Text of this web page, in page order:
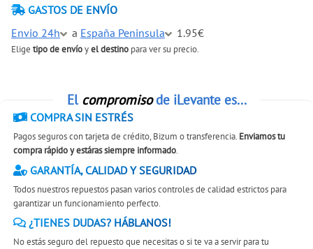
GASTOS DE ENVÍO
Envio 24h
a España Peninsula 1.95€
Elige tipo de envíoyel destino para ver su precio.
El compromisode iLevante es...
COMPRA SIN ESTRÉS
Pagos seguros con tarjeta de crédito, Bizum o transferencia. Enviamos tu
compra rápido y estáras siempre informado.
GARANTÍA, CALIDAD Y SEGURIDAD
Todos nuestros repuestos pasan varios controles de calidad estrictos para
garantizar un funcionamiento perfecto.
¿TIENES DUDAS? HÁBLANOS!
No estás seguro del repuesto que necesitas o si te va a servir para tu